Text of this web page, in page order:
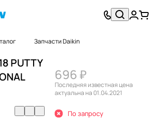
Запчасти Daikin
PUTTY
696 ₽
Последняя известная цена
актуальна на 01.04.2021
По запросу